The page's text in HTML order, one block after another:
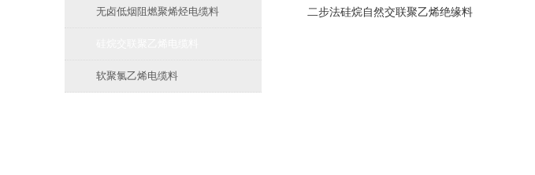
无卤低烟阻燃聚烯烃电缆料
软聚氯乙烯电缆料
二步法硅烷自然交联聚乙烯绝缘料